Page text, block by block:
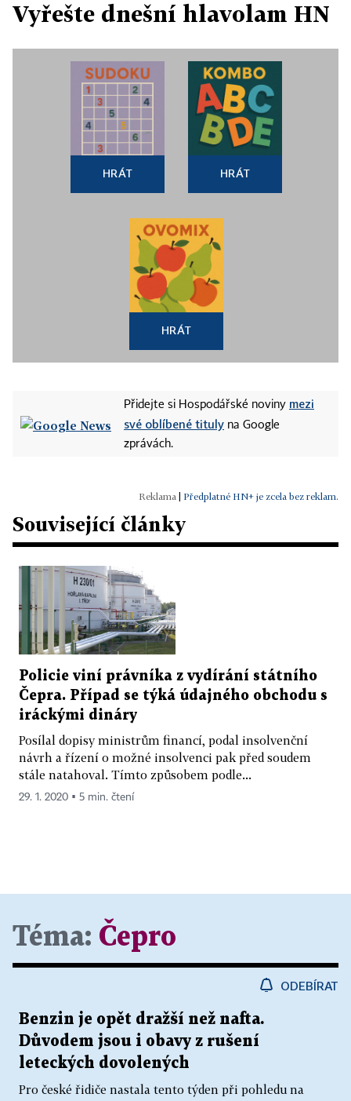
Vyřešte dnešní hlavolam HN
HRÁT HRÁT
HRÁT
Přidejte si Hospodářské noviny mezi
své oblíbené tituly na Google
zprávách.
Předplatné HN+ je zcela bez reklam.
Související články
Policie viní právníka z vydírání státního
Čepra. Případ se týká údajného obchodu s
iráckými dináry
Posílal dopisy ministrům financí, podal insolvenční
návrh a řízení o možné insolvenci pak před soudem
stále natahoval. Tímto způsobem podle...
29. 1. 2020 ▪ 5 min. čtení
Téma: Čepro
ODEBÍRAT
Benzin je opět dražší než nafta.
Důvodem jsou i obavy z rušení
leteckých dovolených
Pro české řidiče nastala tento týden při pohledu na